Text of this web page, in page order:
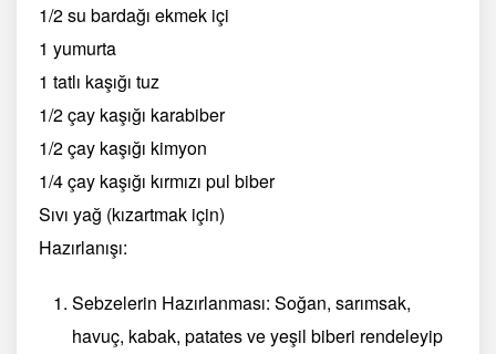
1/2 su bardağı ekmek içi
1 yumurta
1 tatlı kaşığı tuz
1/2 çay kaşığı karabiber
1/2 çay kaşığı kimyon
1/4 çay kaşığı kırmızı pul biber
Sıvı yağ (kızartmak için)
Hazırlanışı:
Sebzelerin Hazırlanması: Soğan, sarımsak,
havuç, kabak, patates ve yeşil biberi rendeleyip